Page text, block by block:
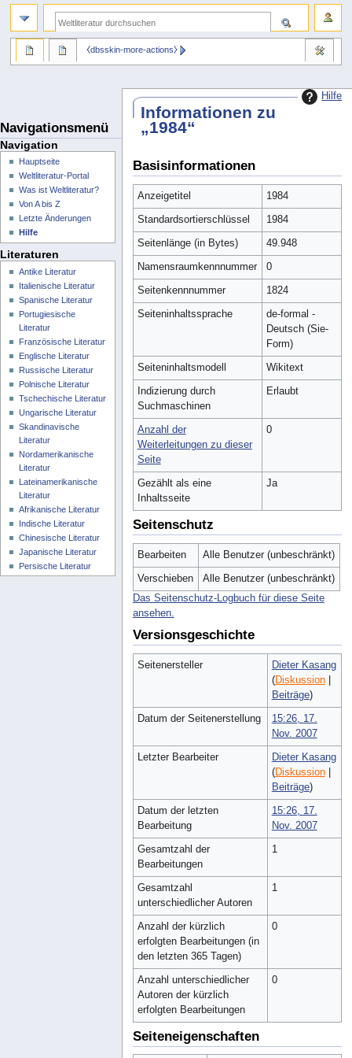
Hilfe
Informationen zu
„1984“
Basisinformationen
Anzeigetitel 1984
Standardsortierschlüssel 1984
Seitenlänge (in Bytes) 49.948
Namensraumkennnummer 0
Seitenkennnummer 1824
Seiteninhaltssprache
de-formal -
Deutsch (Sie-
Form)
Seiteninhaltsmodell Wikitext
Indizierung durch
Suchmaschinen
Erlaubt
Anzahl der
Weiterleitungen zu dieser
Seite
0
Gezählt als eine
Inhaltsseite
Ja
Seitenschutz
Bearbeiten Alle Benutzer (unbeschränkt)
Verschieben
Alle Benutzer (unbeschränkt)
Das Seitenschutz-Logbuch für diese Seite
ansehen.
Versionsgeschichte
Seitenersteller
Dieter Kasang
(Diskussion|
Beiträge)
Datum der Seitenerstellung
15:26, 17.
Nov. 2007
Letzter Bearbeiter
Dieter Kasang
(Diskussion|
Beiträge)
Datum der letzten
Bearbeitung
15:26, 17.
Nov. 2007
Gesamtzahl der
Bearbeitungen
1
Gesamtzahl
unterschiedlicher Autoren
1
Anzahl der kürzlich
erfolgten Bearbeitungen (in
den letzten 365 Tagen)
0
Anzahl unterschiedlicher
Autoren der kürzlich
erfolgten Bearbeitungen
0
Seiteneigenschaften
Navigationsmenü
⧼dbsskin-more-actions⧽
Navigation
Hauptseite
Weltliteratur-Portal
Was ist Weltliteratur?
Von A bis Z
Letzte Änderungen
Hilfe
Literaturen
Antike Literatur
Italienische Literatur
Spanische Literatur
Portugiesische
Literatur
Französische Literatur
Englische Literatur
Russische Literatur
Polnische Literatur
Tschechische Literatur
Ungarische Literatur
Skandinavische
Literatur
Nordamerikanische
Literatur
Lateinamerikanische
Literatur
Afrikanische Literatur
Indische Literatur
Chinesische Literatur
Japanische Literatur
Persische Literatur